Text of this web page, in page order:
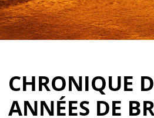
CHRONIQUE
ANNÉES DE